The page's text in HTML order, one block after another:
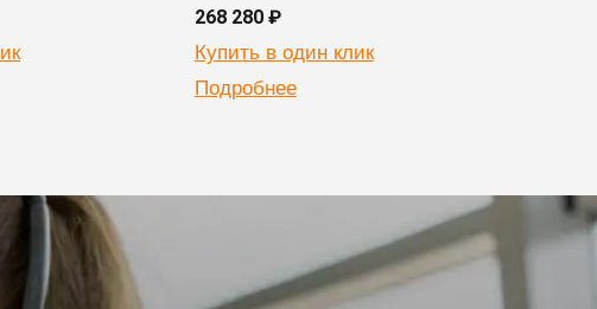
268 280 ₽
Купить в один клик
Подробнее